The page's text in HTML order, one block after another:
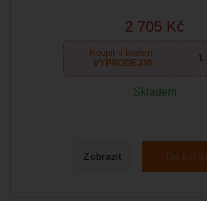
2 705 Kč
Koupit s kódem:
VYPRODEJ30
1
Skladem
Zobrazit Do